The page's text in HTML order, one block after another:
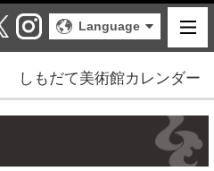
しもだて美術館
X Instagram
Language
しもだて美術館カレンダー